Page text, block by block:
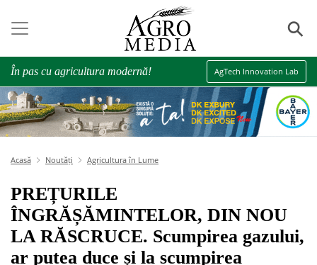
⚲
În pas cu agricultura modernă! AgTech Innovation Lab
Acasă Noutăți Agricultura în Lume
PREȚURILE
ÎNGRĂȘĂMINTELOR, DIN NOU
LA RĂSCRUCE. Scumpirea gazului,
ar putea duce și la scumpirea